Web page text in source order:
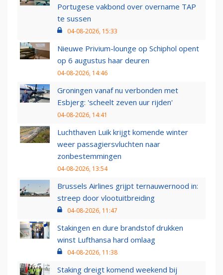
Portugese vakbond over overname TAP
te sussen
04-08-2026, 15:33
Nieuwe Privium-lounge op Schiphol opent
op 6 augustus haar deuren
04-08-2026, 14:46
Groningen vanaf nu verbonden met
Esbjerg: 'scheelt zeven uur rijden'
04-08-2026, 14:41
Luchthaven Luik krijgt komende winter
weer passagiersvluchten naar
zonbestemmingen
04-08-2026, 13:54
Brussels Airlines grijpt ternauwernood in:
streep door vlootuitbreiding
04-08-2026, 11:47
Stakingen en dure brandstof drukken
winst Lufthansa hard omlaag
04-08-2026, 11:38
Staking dreigt komend weekend bij